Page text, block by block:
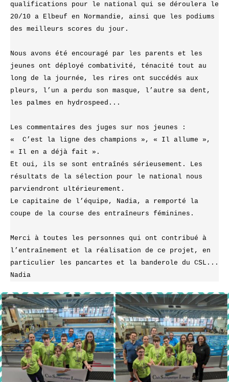
qualifications pour le national qui se déroulera le
20/10 a Elbeuf en Normandie, ainsi que les podiums
des meilleurs scores du jour.
Nous avons été encouragé par les parents et les
jeunes ont déployé combativité, ténacité tout au
long de la journée, les rires ont succédés aux
pleurs, l’un a perdu son masque, l’autre sa dent,
les palmes en hydrospeed...
Les commentaires des juges sur nos jeunes :
«  C’est la ligne des champions », « Il allume »,
« Il en a déjà fait ».
Et oui, ils se sont entraînés sérieusement. Les
résultats de la sélection pour le national nous
parviendront ultérieurement.
Le capitaine de l’équipe, Nadia, a remporté la
coupe de la course des entraîneurs féminines.
Merci à toutes les personnes qui ont contribué à
l’entraînement et la réalisation de ce projet, en
particulier les pancartes et la banderole du CSL...
Nadia